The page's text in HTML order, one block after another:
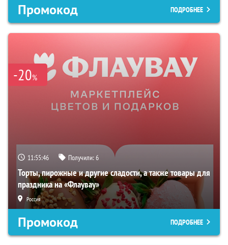
Промокод ПОДРОБНЕЕ
-20%
11:55:45 Получили:6
Торты, пирожные и другие сладости, а также товары для
праздника на «Флаувау»
Россия
Промокод ПОДРОБНЕЕ